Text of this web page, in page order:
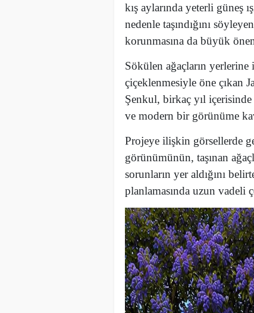
kış aylarında yeterli güneş
nedenle taşındığını
korunmasına da büyük
Sökülen ağaçların
çiçeklenmesiyle öne çıkan
Şenkul, birkaç yıl
ve modern bir görünüme
Projeye ilişkin görsellerde
görünümünün, taşınan
sorunların yer aldığını
planlamasında uzun vadeli